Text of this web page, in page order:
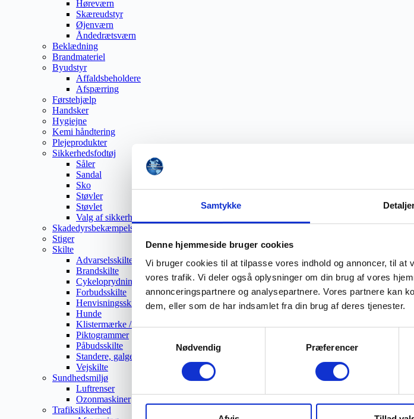
Samtykke
Denne hjemmeside bruger cookies
Vi bruger cookies til at tilpasse vores indhold og annoncer, til
vores trafik. Vi deler også oplysninger om din brug af vores
annonceringspartnere og analysepartnere. Vores partnere kan
dem, eller som de har indsamlet fra din brug af deres tjenester.
Nødvendig
Præferencer
Høreværn
Skæreudstyr
Øjenværn
Åndedrætsværn
Beklædning
Brandmateriel
Byudstyr
Affaldsbeholdere
Afspærring
Førstehjælp
Handsker
Hygiejne
Kemi håndtering
Plejeprodukter
Sikkerhedsfodtøj
Såler
Sandal
Sko
Støvler
Støvlet
Valg af sikkerhedssko
Skadedyrsbekæmpelse
Stiger
Skilte
Advarselsskilte
Brandskilte
Cykeloprydning
Forbudsskilte
Henvisningsskilte
Hunde
Klistermærke / Markat
Piktogrammer
Påbudsskilte
Standere, galger og beslag
Vejskilte
Sundhedsmiljø
Luftrenser
Ozonmaskiner
Trafiksikkerhed